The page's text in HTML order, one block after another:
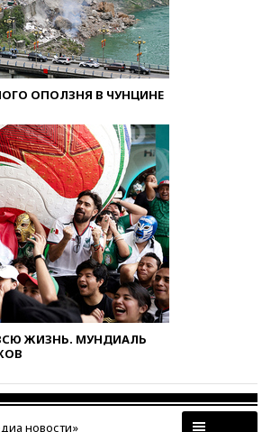
ОПОЛЗНЯ В ЧУНЦИНЕ
ЖИЗНЬ. МУНДИАЛЬ
новости»